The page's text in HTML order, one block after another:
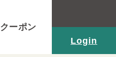
クーポン
Login